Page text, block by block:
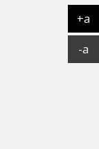
+a
-a